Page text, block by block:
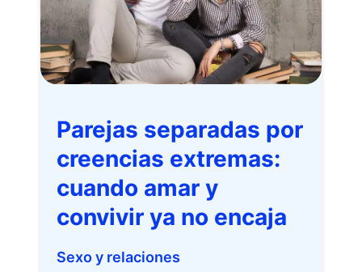
Parejas separadas por
creencias extremas:
cuando amar y
convivir ya no encaja
Sexo y relaciones